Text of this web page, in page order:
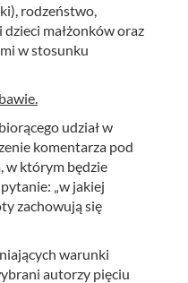
rodzeństwo,
małżonków oraz
w stosunku
udział w
komentarza pod
w którym będzie
„w jakiej
zachowują się
warunki
autorzy pięciu